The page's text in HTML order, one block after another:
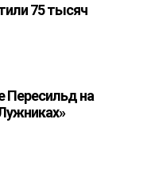
75 тысяч
Пересильд на